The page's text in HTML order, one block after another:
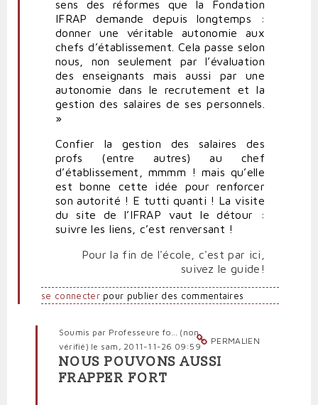
sens des réformes que la Fondation
IFRAP demande depuis longtemps :
donner une véritable autonomie aux
chefs d’établissement. Cela passe selon
nous, non seulement par l’évaluation
des enseignants mais aussi par une
autonomie dans le recrutement et la
gestion des salaires de ses personnels.
»
Confier la gestion des salaires des
profs (entre autres) au chef
d’établissement, mmmm ! mais qu’elle
est bonne cette idée pour renforcer
son autorité ! E tutti quanti ! La visite
du site de l’IFRAP vaut le détour :
suivre les liens, c’est renversant !
Pour la fin de l'école, c'est par ici,
suivez le guide!
se connecterpour publier des commentaires
PERMALIEN
Soumis par Professeure fo… (non
vérifié) le sam, 2011-11-26 09:59
En
réponse
NOUS POUVONS AUSSI
FRAPPER FORT